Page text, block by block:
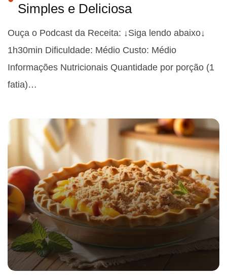
Simples e Deliciosa
Ouça o Podcast da Receita: ↓Siga lendo abaixo↓
1h30min Dificuldade: Médio Custo: Médio
Informações Nutricionais Quantidade por porção (1
fatia)…